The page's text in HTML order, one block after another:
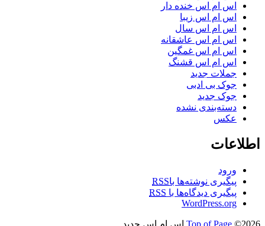
اس ام اس خنده دار
اس ام اس زیبا
اس ام اس سال
اس ام اس عاشقانه
اس ام اس غمگین
اس ام اس قشنگ
جملات جدید
جوک بی ادبی
جوک جدید
دسته‌بندی نشده
عکس
اطلاعات
ورود
پیگیری نوشته‌ها باRSS
پیگیری دیدگاه‌ها با RSS
WordPress.org
Top of Page ©2026 اس ام اس جدید